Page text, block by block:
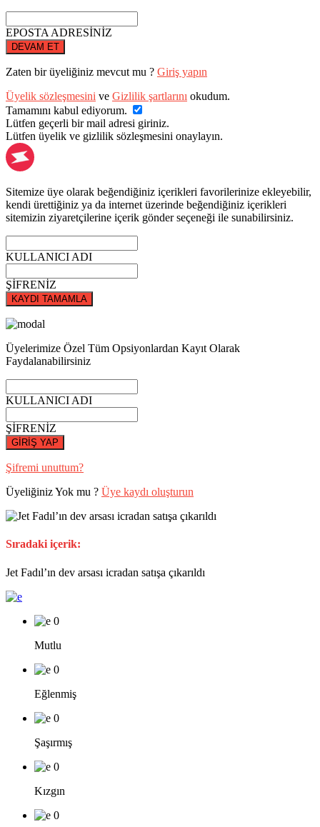
EPOSTA ADRESİNİZ
DEVAM ET
Zaten bir üyeliğiniz mevcut mu ? Giriş yapın
Üyelik sözleşmesini ve Gizlilik şartlarını okudum.
Tamamını kabul ediyorum.
Lütfen geçerli bir mail adresi giriniz.
Lütfen üyelik ve gizlilik sözleşmesini onaylayın.
Sitemize üye olarak beğendiğiniz içerikleri favorilerinize ekleyebilir,
kendi ürettiğiniz ya da internet üzerinde beğendiğiniz içerikleri
sitemizin ziyaretçilerine içerik gönder seçeneği ile sunabilirsiniz.
KULLANICI ADI
ŞİFRENİZ
KAYDI TAMAMLA
Üyelerimize Özel Tüm Opsiyonlardan Kayıt Olarak
Faydalanabilirsiniz
KULLANICI ADI
ŞİFRENİZ
GİRİŞ YAP
Şifremi unuttum?
Üyeliğiniz Yok mu ? Üye kaydı oluşturun
Sıradaki içerik:
Jet Fadıl’ın dev arsası icradan satışa çıkarıldı
0
Mutlu
0
Eğlenmiş
0
Şaşırmış
0
Kızgın
0